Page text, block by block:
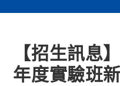
【招生訊息
年度實驗班